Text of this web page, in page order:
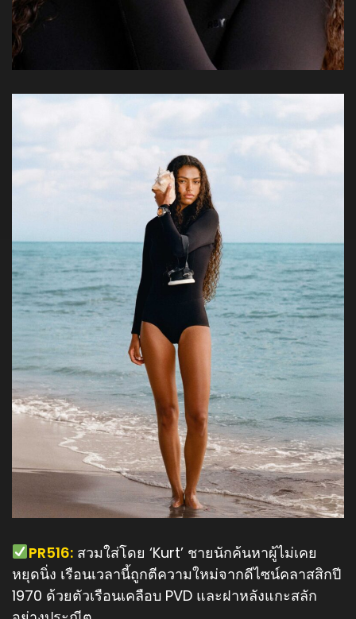
️PR516:สวมใส่โดย ‘Kurt’ ชายนักค้นหาผู้ไม่เคย
หยุดนิ่ง เรือนเวลานี้ถูกตีความใหม่จากดีไซน์คลาสสิกปี
1970 ด้วยตัวเรือนเคลือบ PVD และฝาหลังแกะสลัก